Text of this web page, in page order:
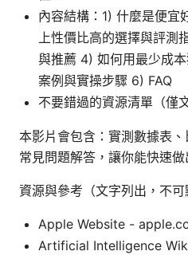
內容結構：1) 什麼是便宜
上性價比高的選擇與評測
與推薦 4) 如何用最少成
案例與實操步驟 6) FAQ
不要錯過的資源清單（僅
本影片會包含：實測數據表
常見問題解答，讓你能快速做
資源與參考（文字列出，不可
Apple Website -
Artificial Intelligence